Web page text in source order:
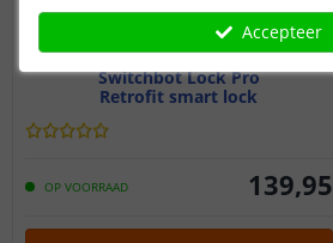
Switchbot Lock Pro
Retrofit smart lock
OP VOORRAAD 139,95
Accepteer